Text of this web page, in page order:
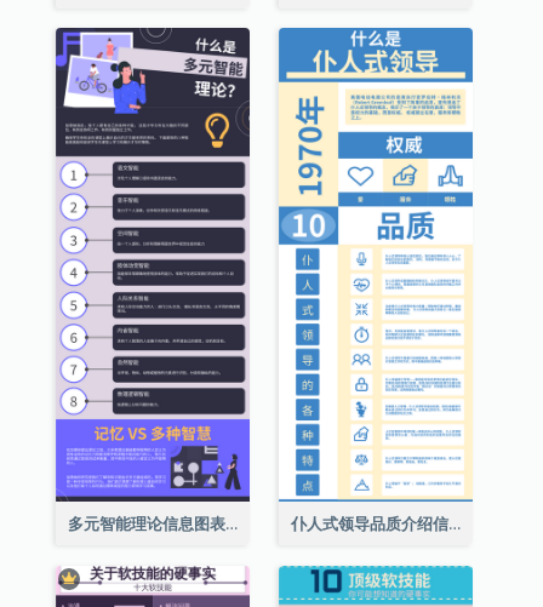
多元智能理论信息图表 仆人式领导品质介绍信息图表